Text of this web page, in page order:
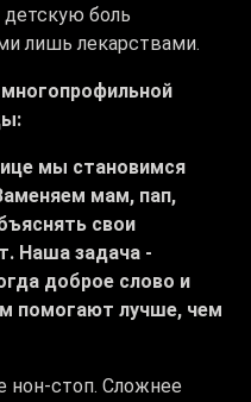
детскую боль
лишь лекарствами.
мы становимся
мам, пап,
свои
Наша задача -
доброе слово и
помогают лучше, чем
нон-стоп. Сложнее